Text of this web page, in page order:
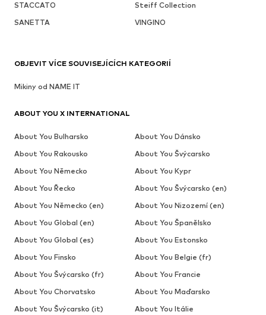
STACCATO
Steiff Collection
SANETTA
VINGINO
OBJEVIT VÍCE SOUVISEJÍCÍCH KATEGORIÍ
Mikiny od NAME IT
ABOUT YOU X INTERNATIONAL
About You Bulharsko
About You Dánsko
About You Rakousko
About You Švýcarsko
About You Německo
About You Kypr
About You Řecko
About You Švýcarsko (en)
About You Německo (en)
About You Nizozemí (en)
About You Global (en)
About You Španělsko
About You Global (es)
About You Estonsko
About You Finsko
About You Belgie (fr)
About You Švýcarsko (fr)
About You Francie
About You Chorvatsko
About You Maďarsko
About You Švýcarsko (it)
About You Itálie